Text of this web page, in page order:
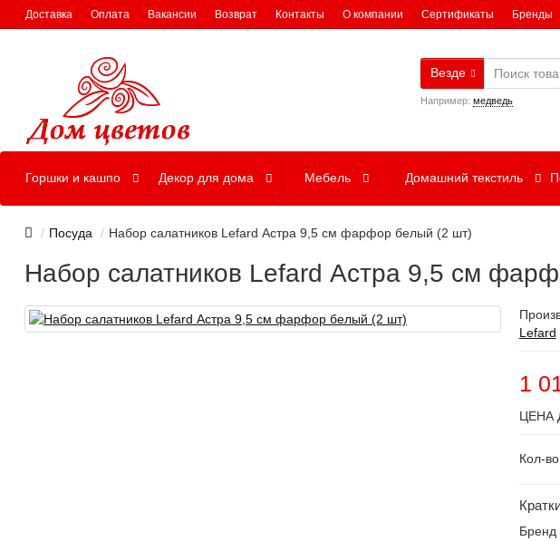
Доставка Оплата Вакансии Возврат Контакты О компании Сертификаты Бренды
Везде
Например: медведь
Горшки и кашпо Декор для дома Мебель Домашний текстиль
Посуда Набор салатников Lefard Астра 9,5 см фарфор белый (2 шт)
Набор салатников Lefard Астра 9,5 см
Lefard
1
ЦЕНА
Кол-во
Бренд